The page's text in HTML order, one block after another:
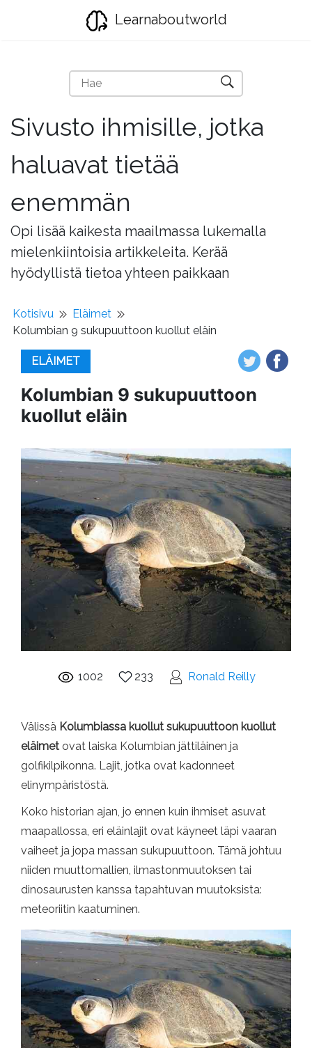
Learnaboutworld
Sivusto ihmisille, jotka
haluavat tietää
enemmän
Opi lisää kaikesta maailmassa lukemalla
mielenkiintoisia artikkeleita. Kerää
hyödyllistä tietoa yhteen paikkaan
Kotisivu
Eläimet
Kolumbian 9 sukupuuttoon kuollut eläin
ELÄIMET
Kolumbian 9 sukupuuttoon
kuollut eläin
1002 233 Ronald Reilly
Välissä Kolumbiassa kuollut sukupuuttoon kuollut
eläimet ovat laiska Kolumbian jättiläinen ja
golfikilpikonna. Lajit, jotka ovat kadonneet
elinympäristöstä.
Koko historian ajan, jo ennen kuin ihmiset asuvat
maapallossa, eri eläinlajit ovat käyneet läpi vaaran
vaiheet ja jopa massan sukupuuttoon. Tämä johtuu
niiden muuttomallien, ilmastonmuutoksen tai
dinosaurusten kanssa tapahtuvan muutoksista:
meteoriitin kaatuminen.